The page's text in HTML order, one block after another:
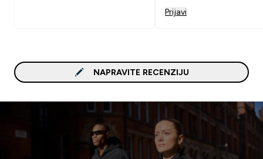
Prijavi
NAPRAVITE RECENZIJU